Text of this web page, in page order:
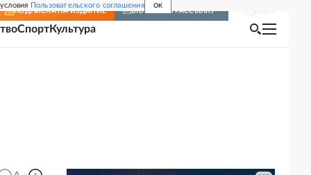
Пользовательского соглашения OK
ПОДПИСКА НА ИЗДАНИЕ ВКЛЮЧИТЬ РАССЫЛКУ
СпортКультура